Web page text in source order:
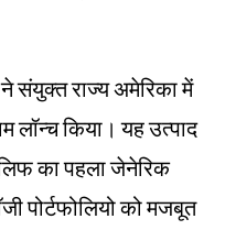
संयुक्त राज्य अमेरिका में
लॉन्च किया। यह उत्पाद
का पहला जेनेरिक
पोर्टफोलियो को मजबूत